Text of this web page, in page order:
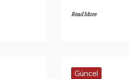
Read More
Güncel